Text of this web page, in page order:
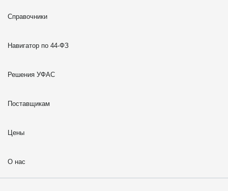
Справочники
Навигатор по 44-ФЗ
Решения УФАС
Поставщикам
Цены
О нас